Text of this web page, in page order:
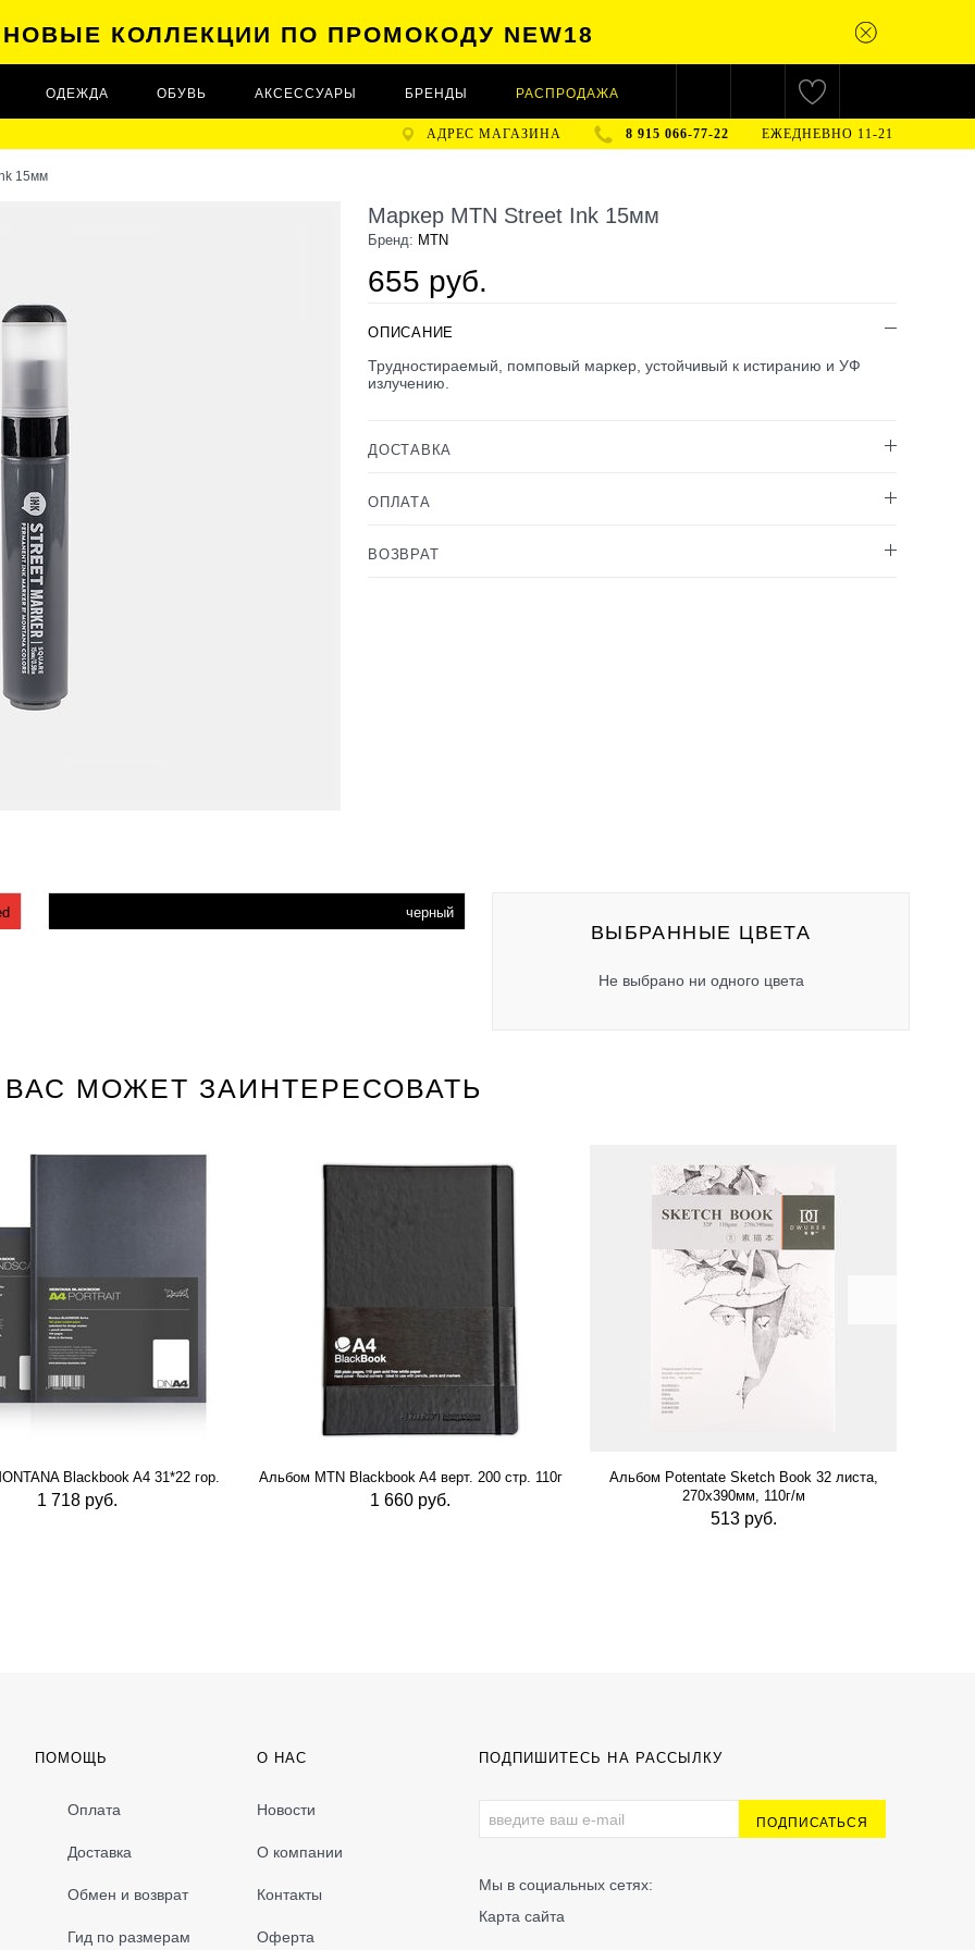
НОВЫЕ КОЛЛЕКЦИИ ПО ПРОМОКОДУ NEW18
АДРЕС МАГАЗИНА 8 915 066-77-22 ЕЖЕДНЕВНО 11-21
ОДЕЖДА ОБУВЬ АКСЕССУАРЫ БРЕНДЫ РАСПРОДАЖА
15мм
Маркер MTN Street Ink 15мм
Бренд: MTN
655 руб.
ОПИСАНИЕ
Трудностираемый, помповый маркер, устойчивый к истиранию и УФ
излучению.
ДОСТАВКА
ОПЛАТА
ВОЗВРАТ
черный
ВЫБРАННЫЕ ЦВЕТА
Не выбрано ни одного цвета
ВАС МОЖЕТ ЗАИНТЕРЕСОВАТЬ
Blackbook A4 31*22 гор.
1 718 руб.
Альбом MTN Blackbook A4 верт. 200 стр. 110г
1 660 руб.
Альбом Potentate Sketch Book 32 листа,
270х390мм, 110г/м
513 руб.
ПОМОЩЬ
Оплата
Доставка
Обмен и возврат
Гид по размерам
О НАС
Новости
О компании
Контакты
Оферта
ПОДПИШИТЕСЬ НА РАССЫЛКУ
Мы в социальных сетях:
Карта сайта